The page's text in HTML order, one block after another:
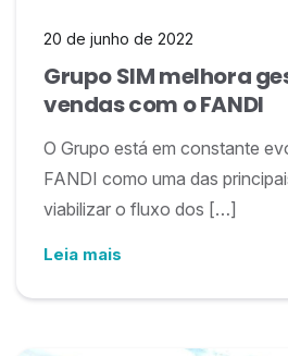
20 de junho de 2022
Grupo SIM melhora
vendas com o FANDI
O Grupo está em constante
FANDI como uma das
viabilizar o fluxo dos […]
Leia mais